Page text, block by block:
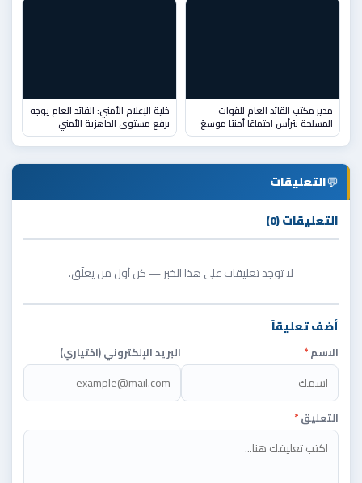
مدير مكتب القائد العام للقوات
المسلحة يترأس اجتماعًا أمنيًا موسعً
خلية الإعلام الأمني: القائد العام يوجه
برفع مستوى الجاهزية الأمني
💬التعليقات
التعليقات (0)
لا توجد تعليقات على هذا الخبر — كن أول من يعلّق.
أضف تعليقاً
الاسم* البريد الإلكتروني (اختياري)
التعليق*